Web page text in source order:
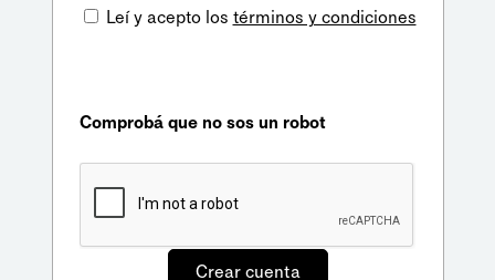
Leí y acepto los términos y condiciones
Comprobá que no sos un robot